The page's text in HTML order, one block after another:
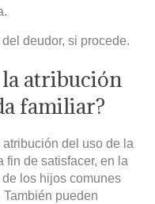
deudor, si procede.
la atribución
familiar?
del uso de la
fin de satisfacer, en la
los hijos comunes
pueden